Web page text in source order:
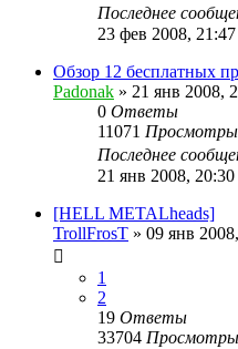
Последнее
23 фев 2008, 21:47
Обзор 12 бесплатных
Padonak » 21 янв 2008,
0 Ответы
11071 Просмотры
Последнее
21 янв 2008, 20:30
[HELL METALheads]
TrollFrosT » 09 янв
1
2
19 Ответы
33704 Просмотры